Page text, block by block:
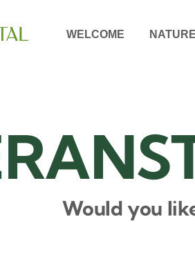
WELCOME NATURE
Would you